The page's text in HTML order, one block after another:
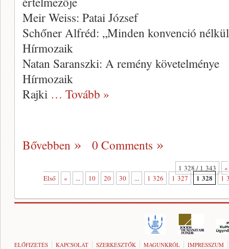
Meir Weiss: Patai József
Schőner Alfréd: „Minden konvenció
Hírmozaik
Natan Saranszki: A remény követelménye
Hírmozaik
Rajki … Tovább »
Bővebben 0 Comments
1 328 / 1 343
«
Első
« ... 10 20 30 ... 1 326 1 327 1 328 1
ELŐFIZETÉS KAPCSOLAT SZERKESZTŐK MAGUNKRÓL IMPRESSZUM